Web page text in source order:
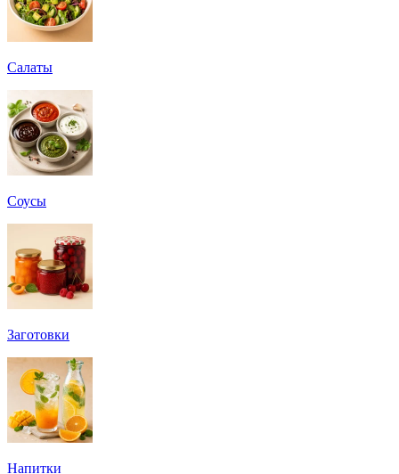
Салаты
Соусы
Заготовки
Напитки